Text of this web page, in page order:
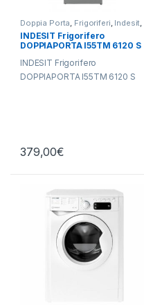
Doppia Porta, Frigoriferi, Indesit,
Libera Installazione
INDESIT Frigorifero
DOPPIAPORTA I55TM 6120 S
INDESIT Frigorifero
DOPPIAPORTA I55TM 6120 S
379,00€